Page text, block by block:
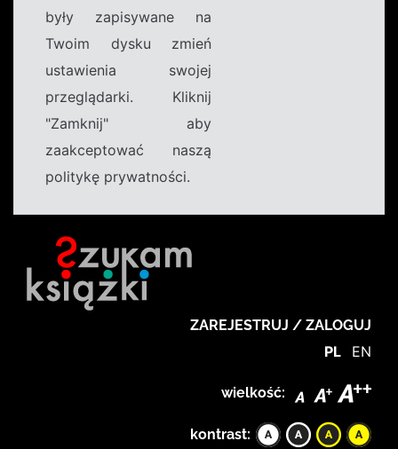
były zapisywane na
Twoim dysku zmień
ustawienia swojej
przeglądarki. Kliknij
"Zamknij" aby
zaakceptować naszą
politykę prywatności.
ZAREJESTRUJ / ZALOGUJ
PL EN
wielkość:
kontrast: